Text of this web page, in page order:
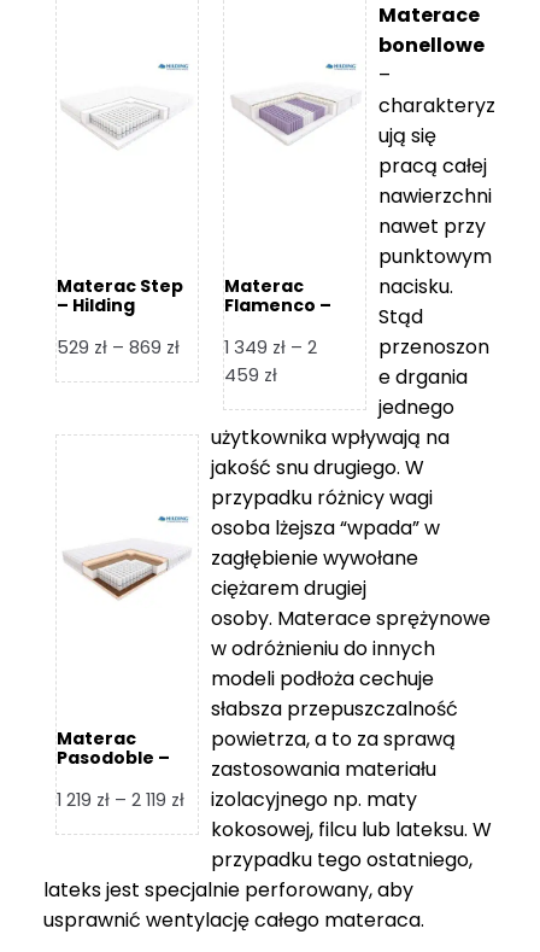
Materac Step
– Hilding
529 zł – 869 złZakres
cen:
529 zł
do
869 zł
Materac
Flamenco –
1 349 zł – 2
459 złZakres
od
1
349 zł
2
459 zł
Materac
Pasodoble –
1 219 zł – 2 119 złZakres
cen:
1
219 zł
do
Materace
bonellowe
–
charakteryz
ują się
pracą całej
nawierzchni
nawet przy
punktowym
nacisku.
Stąd
przenoszon
e drgania
jednego
użytkownika wpływają na
jakość snu drugiego. W
przypadku różnicy wagi
osoba lżejsza “wpada” w
zagłębienie wywołane
ciężarem drugiej
osoby. Materace sprężynowe
w odróżnieniu do innych
modeli podłoża cechuje
słabsza przepuszczalność
powietrza, a to za sprawą
zastosowania materiału
izolacyjnego np. maty
kokosowej, filcu lub lateksu. W
przypadku tego ostatniego,
lateks jest specjalnie perforowany, aby
usprawnić wentylację całego materaca.